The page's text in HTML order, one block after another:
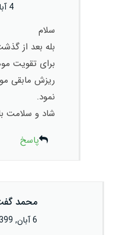
4 آبان, 1399 در 7:22 ق.ظ
سلام
بله بعد از
برای تقویت
ریزش مابقی
نمود.
شاد و سلامت
پاسخ
محمد
6 آبان, 1399 در 9:34 ق.ظ